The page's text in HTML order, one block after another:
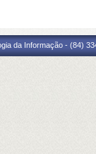
da Informação - (84)